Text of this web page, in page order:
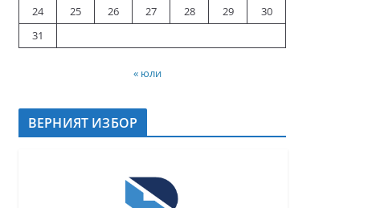
24
25 26 27 28 29
30
31
« юли
ВЕРНИЯТ ИЗБОР